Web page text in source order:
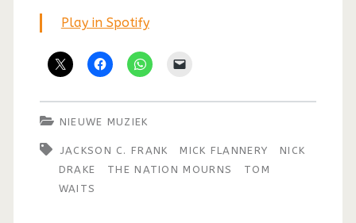
Play in Spotify
NIEUWE MUZIEK
JACKSON C. FRANK MICK FLANNERY
NICK
DRAKE
THE NATION MOURNS
TOM
WAITS